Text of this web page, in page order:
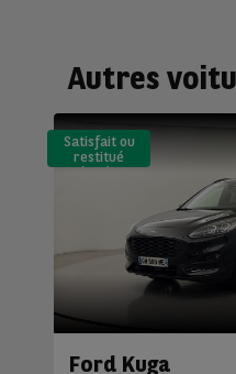
Autres
Satisfait ou
restitué
(LLD)*
Ford Kuga